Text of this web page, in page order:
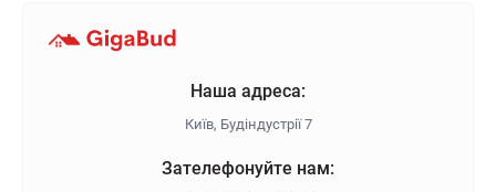
Наша адреса:
Київ, Будіндустрії 7
Зателефонуйте нам: